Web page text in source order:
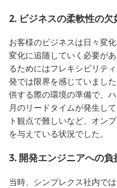
2. ビジネスの柔軟性の欠
お客様のビジネスは日々変
変化に追随していく必要が
るためにはフレキシビリテ
発では限界を感じていまし
供する際の環境の準備で、
月のリードタイムが発生し
ト観点で難しいなど、オン
を与えている状況でした。
3. 開発エンジニアへの負
当時、シンプレクス社内で